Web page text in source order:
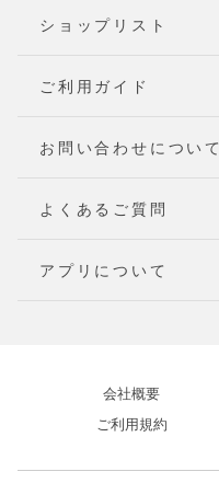
ショップリスト
ご利用ガイド
お問い合わせについて
よくあるご質問
アプリについて
会社概要
ご利用規約